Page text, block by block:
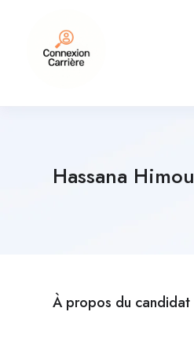
Hassana Himou
À propos du candidat